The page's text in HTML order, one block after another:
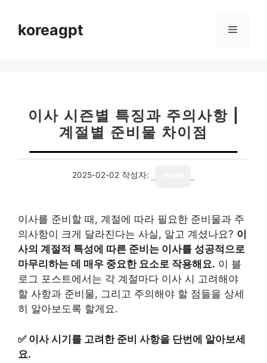
koreagpt 메
이사 시즌별 특징과 주의사항 |
계절별 준비물 차이점
2025-02-02 작성자:
이사를 준비할 때, 계절에 따라 필요한 준비물과 주
의사항이 크게 달라진다는 사실, 알고 계셨나요? 이
사의 계절적 특성에 따른 준비는 이사를 성공적으로
마무리하는 데 매우 중요한 요소로 작용해요. 이 블
로그 포스트에서는 각 계절마다 이사 시 고려해야
할 사항과 준비물, 그리고 주의해야 할 점들을 상세
히 알아보도록 할게요.
✅ 이사 시기를 고려한 준비 사항을 단번에 알아보세
요.